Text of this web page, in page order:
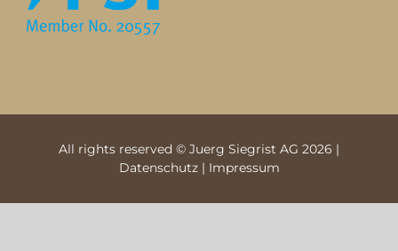
All rights reserved © Juerg Siegrist AG 2026 |
Datenschutz | Impressum